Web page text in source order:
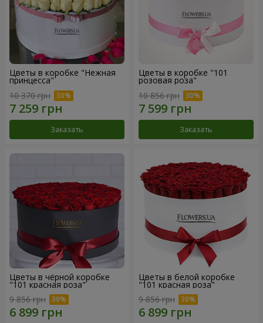
Цветы в коробке "Нежная
принцесса"
10 370 грн
Заказать
Цветы в коробке "101
розовая роза"
10 856 грн
Заказать
Цветы в чёрной коробке
"101 красная роза"
9 856 грн
Цветы в белой коробке
"101 красная роза"
9 856 грн